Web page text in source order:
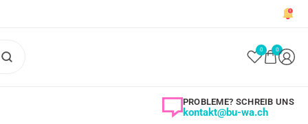
0 0
kontakt@bu-wa.ch
PROBLEME? SCHREIB UNS